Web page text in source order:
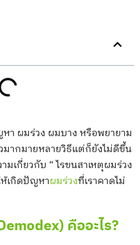
า ผมร่วง ผมบาง หรือพยายาม
มากมายหลายวิธีแต่ก็ยังไม่ดีขึ้น
มเกี่ยวกับ “ ไรขนสาเหตุผมร่วง
เกิดปัญหาผมร่วงที่เราคาดไม่
คืออะไร?